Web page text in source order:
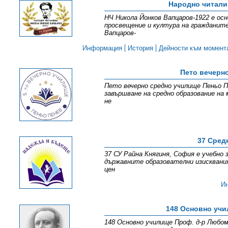
Народно
НЧ Никола Йонков Вапцаров-1922 е
просвещение и култура на
Вапцаров-
Информация
История Дейности към
Пето
Пето вечерно средно училище Пеньо
завършване на средно образование
не
37
37 СУ Райна Княгиня, София е учебно
държавните образователни
цен
148 Основно
148 Основно училище Проф. д-р